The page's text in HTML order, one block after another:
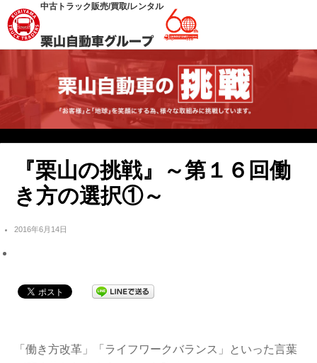
中古トラック販売/買取/レンタル
『栗山の挑戦』～第１６回働
き方の選択①～
2016年6月14日
「働き方改革」「ライフワークバランス」といった言葉